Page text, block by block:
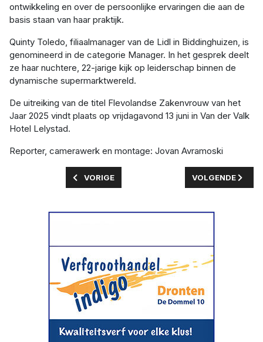
ontwikkeling en over de persoonlijke ervaringen die aan de
basis staan van haar praktijk.
Quinty Toledo, filiaalmanager van de Lidl in Biddinghuizen, is
genomineerd in de categorie Manager. In het gesprek deelt
ze haar nuchtere, 22-jarige kijk op leiderschap binnen de
dynamische supermarktwereld.
De uitreiking van de titel Flevolandse Zakenvrouw van het
Jaar 2025 vindt plaats op vrijdagavond 13 juni in Van der Valk
Hotel Lelystad.
Reporter, camerawerk en montage: Jovan Avramoski
VORIG ARTIKEL: GEMEENTERAAD SCHIET
VORIGE VOLGENDE
VOLGENDE